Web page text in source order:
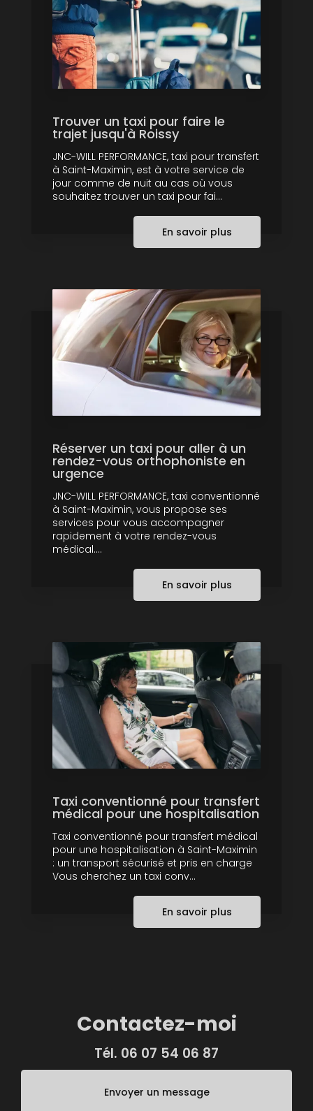
Trouver un taxi pour faire le
trajet jusqu'à Roissy
JNC-WILL PERFORMANCE, taxi pour transfert
à Saint-Maximin, est à votre service de
jour comme de nuit au cas où vous
souhaitez trouver un taxi pour fai...
En savoir plus
Réserver un taxi pour aller à un
rendez-vous orthophoniste en
urgence
JNC-WILL PERFORMANCE, taxi conventionné
à Saint-Maximin, vous propose ses
services pour vous accompagner
rapidement à votre rendez-vous
médical....
En savoir plus
Taxi conventionné pour transfert
médical pour une hospitalisation
Taxi conventionné pour transfert médical
pour une hospitalisation à Saint-Maximin
: un transport sécurisé et pris en charge
Vous cherchez un taxi conv...
En savoir plus
Contactez-moi
Tél. 06 07 54 06 87
Envoyer un message